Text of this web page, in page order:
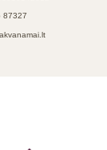
87327